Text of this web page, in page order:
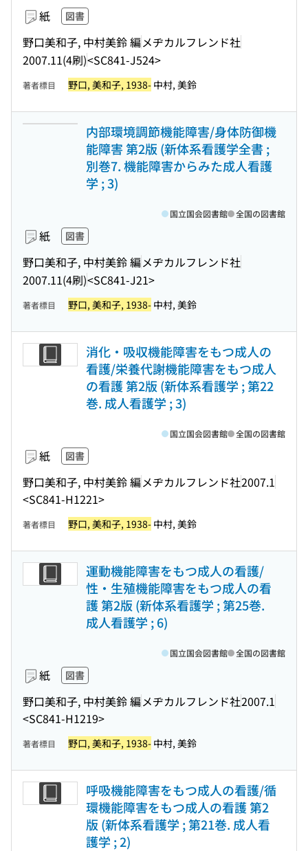
紙 図書
野口美和子, 中村美鈴 編 メヂカルフレンド社
2007.11(4刷)<SC841-J524>
著者標目 野口, 美和子, 1938- 中村, 美鈴
内部環境調節機能障害/身体防御機
能障害 第2版 (新体系看護学全書 ;
別巻7. 機能障害からみた成人看護
学 ; 3)
紙 図書
野口美和子, 中村美鈴 編 メヂカルフレンド社
2007.11(4刷)<SC841-J21>
国立国会図書館 全国の図書館
著者標目 野口, 美和子, 1938- 中村, 美鈴
消化・吸収機能障害をもつ成人の
看護/栄養代謝機能障害をもつ成人
の看護 第2版 (新体系看護学 ; 第22
巻. 成人看護学 ; 3)
紙 図書
野口美和子, 中村美鈴 編 メヂカルフレンド社2007.1
<SC841-H1221>
国立国会図書館 全国の図書館
著者標目 野口, 美和子, 1938- 中村, 美鈴
運動機能障害をもつ成人の看護/
性・生殖機能障害をもつ成人の看
護 第2版 (新体系看護学 ; 第25巻.
成人看護学 ; 6)
紙 図書
野口美和子, 中村美鈴 編 メヂカルフレンド社2007.1
<SC841-H1219>
国立国会図書館 全国の図書館
著者標目 野口, 美和子, 1938- 中村, 美鈴
呼吸機能障害をもつ成人の看護/循
環機能障害をもつ成人の看護 第2
版 (新体系看護学 ; 第21巻. 成人看
護学 ; 2)